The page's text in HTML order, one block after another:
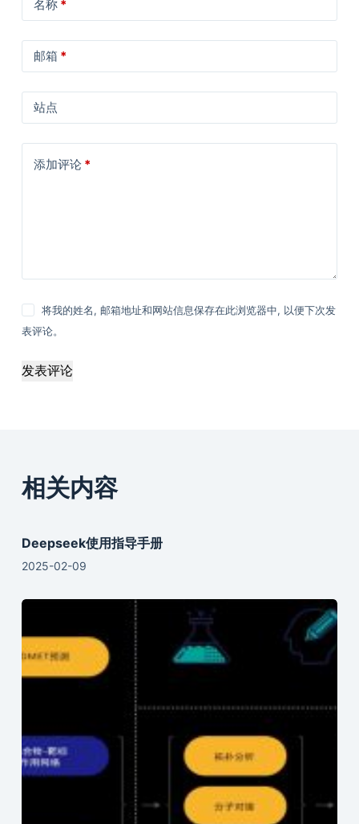
名称*
邮箱 *
站点
添加评论*
将我的姓名, 邮箱地址和网站信息保存在此浏览器中, 以便下次发
表评论。
发表评论
相关内容
Deepseek使用指导手册
2025-02-09